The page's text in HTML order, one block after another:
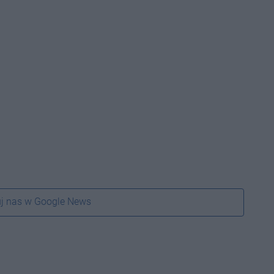
nas w Google News